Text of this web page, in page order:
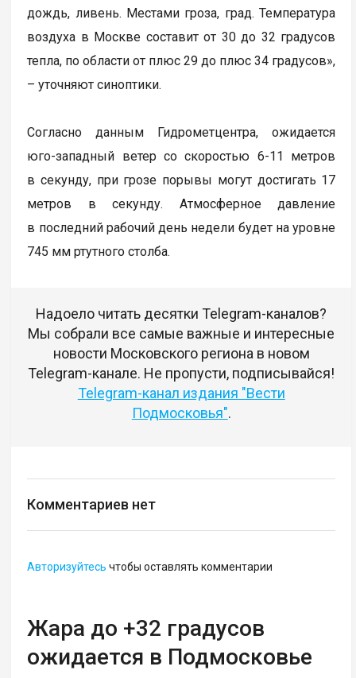
дождь, ливень. Местами гроза, град. Температура
воздуха в Москве составит от 30 до 32 градусов
тепла, по области от плюс 29 до плюс 34 градусов»,
– уточняют синоптики.
Согласно данным Гидрометцентра, ожидается
юго-западный ветер со скоростью 6-11 метров
в секунду, при грозе порывы могут достигать 17
метров в секунду. Атмосферное давление
в последний рабочий день недели будет на уровне
745 мм ртутного столба.
Надоело читать десятки Telegram-каналов?
Мы собрали все самые важные и интересные
новости Московского региона в новом
Telegram-канале. Не пропусти, подписывайся!
Telegram-канал издания "Вести
Подмосковья".
Комментариев нет
Авторизуйтесь чтобы оставлять комментарии
Жара до +32 градусов
ожидается в Подмосковье